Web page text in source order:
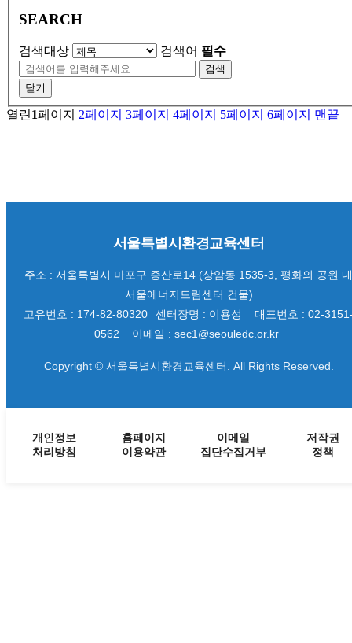
SEARCH
검색대상 검색어 필수
검색
닫기
열린1페이지 2페이지 3페이지 4페이지 5페이지 6페이지 맨끝
서울특별시환경교육센터
주소 : 서울특별시 마포구 증산로14 (상암동 1535-3, 평화의 공원 내
서울에너지드림센터 건물)
고유번호 : 174-82-80320
센터장명 : 이용성
대표번호 : 02-
0562
이메일 : sec1@seouledc.or.kr
Copyright © 서울특별시환경교육센터. All Rights Reserved.
개인정보
처리방침
홈페이지
이용약관
이메일
집단수집거부
저작권
정책